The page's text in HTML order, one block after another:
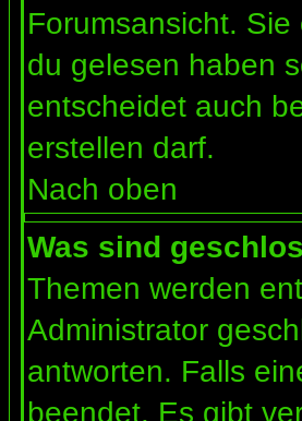
Forumsansicht.
du gelesen haben
entscheidet auch
erstellen darf.
Nach oben
Was sind
Themen werden
Administrator
antworten. Falls
beendet. Es gibt